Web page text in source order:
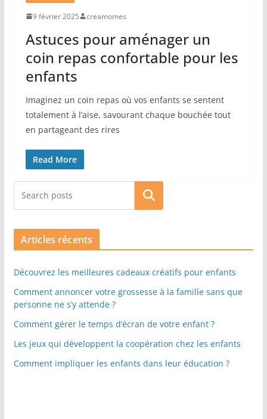
9 février 2025 creamomes
Astuces pour aménager un
coin repas confortable pour les
enfants
Imaginez un coin repas où vos enfants se sentent
totalement à l’aise, savourant chaque bouchée tout
en partageant des rires
Read More
Rechercher
Articles récents
Découvrez les meilleures cadeaux créatifs pour enfants
Comment annoncer votre grossesse à la famille sans que
personne ne s’y attende ?
Comment gérer le temps d’écran de votre enfant ?
Les jeux qui développent la coopération chez les enfants
Comment impliquer les enfants dans leur éducation ?